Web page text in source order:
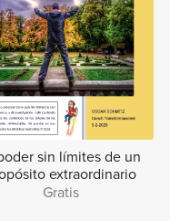
sin límites de un
extraordinario
Gratis